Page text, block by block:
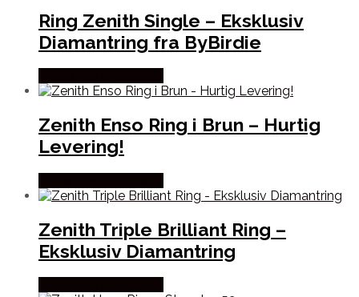
Ring Zenith Single – Eksklusiv
Diamantring fra ByBirdie
Zenith Enso Ring i Brun – Hurtig
Levering!
Zenith Triple Brilliant Ring –
Eksklusiv Diamantring